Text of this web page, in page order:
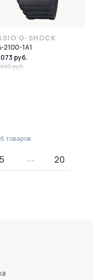
G-SHOCK
2100-1A1
руб.
руб.
товаров
5 20